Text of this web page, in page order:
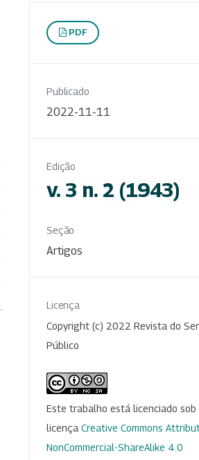
PDF
Publicado
2022-11-11
Edição
v. 3 n. 2 (1943)
Seção
Artigos
Licença
Copyright (c) 2022 Revista do
Público
Este trabalho está licenciado sob
licença Creative Commons
NonCommercial-ShareAlike 4.0